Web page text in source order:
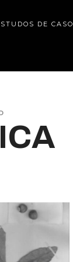
DE CASO